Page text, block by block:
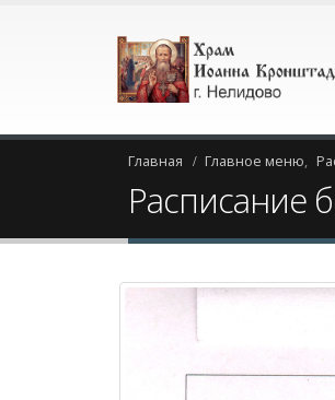
Главная Главное меню,
Расписание